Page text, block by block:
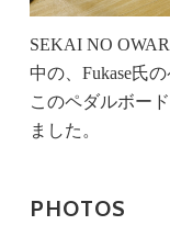
SEKAI NO
中の、Fukase氏
このペダルボー
ました。
PHOTOS